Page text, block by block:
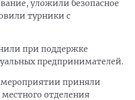
уложили безопасное
турники с
при поддержке
предпринимателей.
приняли
местного отделения